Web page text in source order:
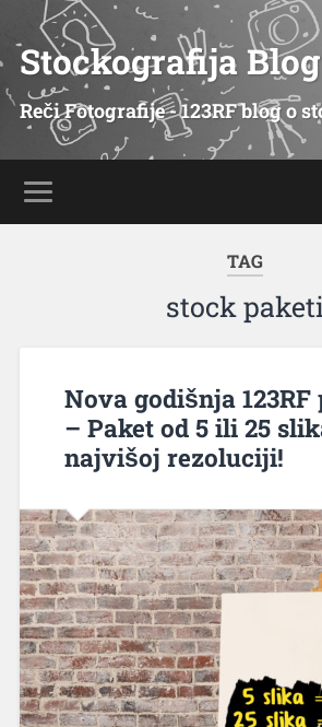
Stockografija Blog
Reči Fotografije - 123RF blog o
TAG
stock
Nova godišnja 123RF
– Paket od 5 ili 25
najvišoj rezoluciji!